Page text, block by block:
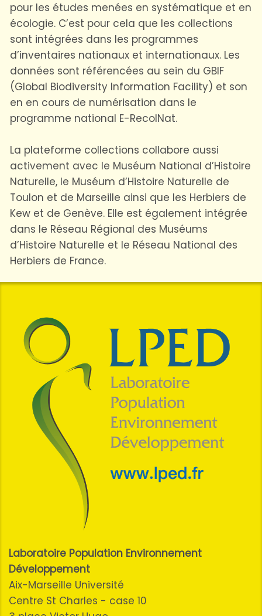
pour les études menées en systématique et en
écologie. C’est pour cela que les collections
sont intégrées dans les programmes
d’inventaires nationaux et internationaux. Les
données sont référencées au sein du GBIF
(Global Biodiversity Information Facility) et son
en en cours de numérisation dans le
programme national E-RecolNat.
La plateforme collections collabore aussi
activement avec le Muséum National d’Histoire
Naturelle, le Muséum d’Histoire Naturelle de
Toulon et de Marseille ainsi que les Herbiers de
Kew et de Genève. Elle est également intégrée
dans le Réseau Régional des Muséums
d’Histoire Naturelle et le Réseau National des
Herbiers de France.
Laboratoire Population Environnement
Développement
Aix-Marseille Université
Centre St Charles - case 10